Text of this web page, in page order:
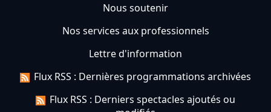
Nous soutenir
Nos services aux professionnels
Lettre d'information
Flux RSS : Dernières programmations archivées
Flux RSS : Derniers spectacles ajoutés ou